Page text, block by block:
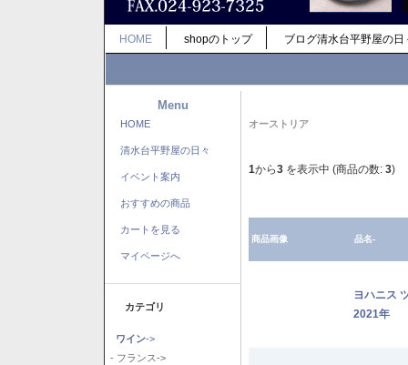
HOME shopのトップ ブログ清水台平野屋の日
Menu
HOME
清水台平野屋の日々
イベント案内
おすすめの商品
カートを見る
マイページへ
カテゴリ
ワイン->
- フランス->
オーストリア
1から3 を表示中 (商品の数: 3)
商品画像 品名-
ヨハニス
2021年